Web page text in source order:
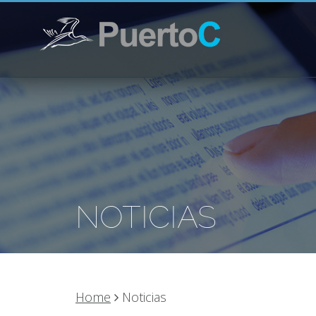
NOTICIAS
Home Noticias